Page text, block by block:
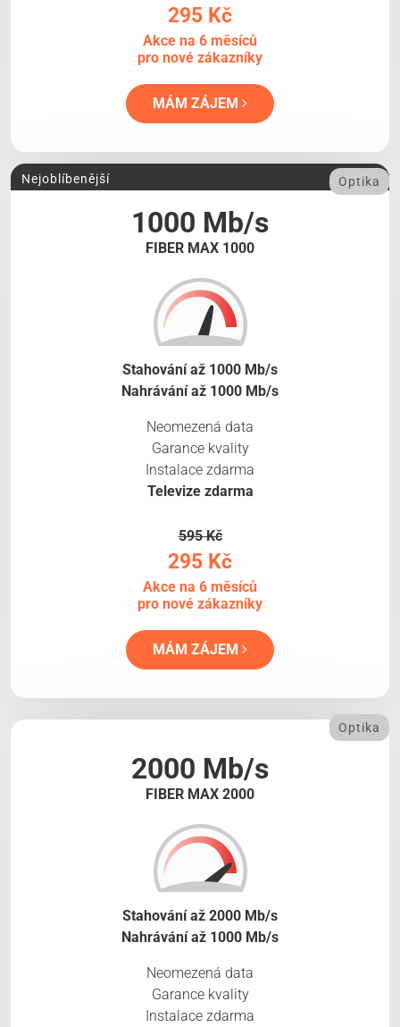
295 Kč
Akce na 6 měsíců
pro nové zákazníky
MÁM ZÁJEM
1000 Mb/s
FIBER MAX 1000
Nejoblíbenější Optika
Stahování až 1000 Mb/s
Nahrávání až 1000 Mb/s
Neomezená data
Garance kvality
Instalace zdarma
Televize zdarma
595 Kč
295 Kč
Akce na 6 měsíců
pro nové zákazníky
MÁM ZÁJEM
2000 Mb/s
FIBER MAX 2000
Optika
Stahování až 2000 Mb/s
Nahrávání až 1000 Mb/s
Neomezená data
Garance kvality
Instalace zdarma